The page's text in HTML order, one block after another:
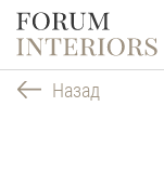
Назад